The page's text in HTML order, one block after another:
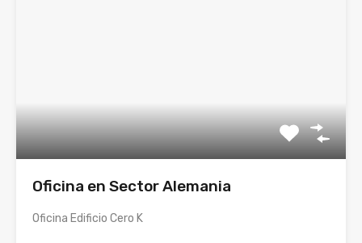
Oficina en Sector Alemania
Oficina Edificio Cero K